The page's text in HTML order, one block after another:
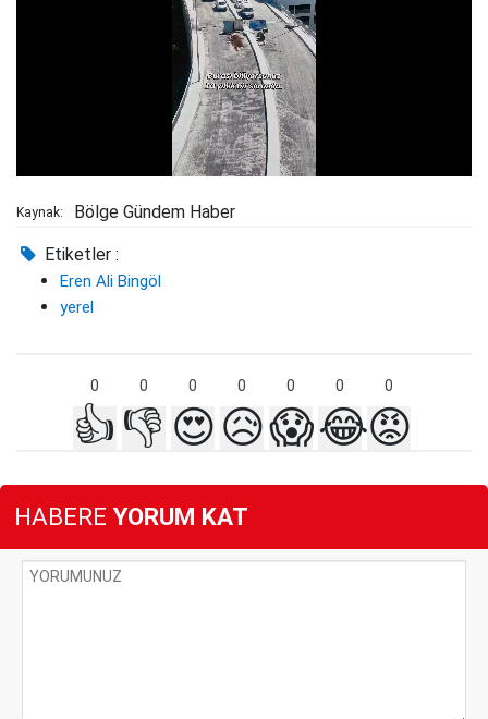
Kaynak: Bölge Gündem Haber
Etiketler :
Eren Ali Bingöl
yerel
0 0 0 0 0 0 0
👍 👎 😍😥😱😂😡
HABERE YORUM KAT